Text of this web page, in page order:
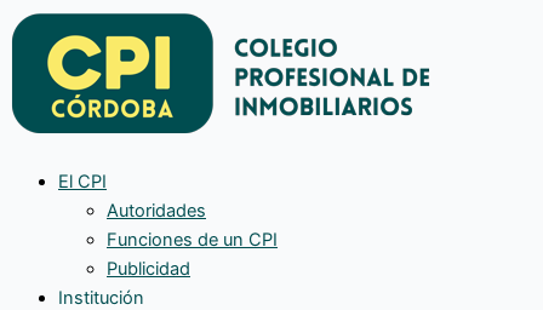
El CPI
Autoridades
Funciones de un CPI
Publicidad
Institución